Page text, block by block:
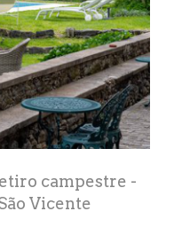
campestre -
Vicente